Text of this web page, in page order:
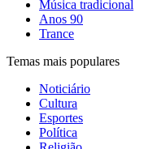
Música tradicional
Anos 90
Trance
Temas mais populares
Noticiário
Cultura
Esportes
Política